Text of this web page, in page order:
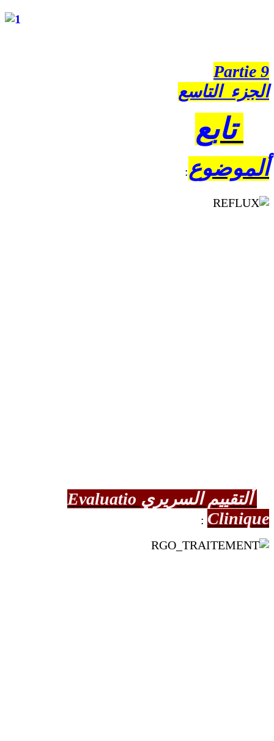
Partie 9
الجزء التاسع
تابع
ألموضوع:
ألتقييم السريري Evaluatio
Clinique
: